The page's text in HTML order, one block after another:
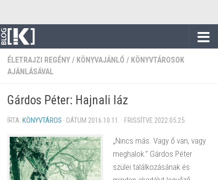
ÉLETRAJZI REGÉNY / KÖNYVAJÁNLÓ / KÖNYVTÁROSOK
AJÁNLÁSÁVAL
Gárdos Péter: Hajnali láz
ÍRTA: KÖNYVTÁROS · DÁTUM 2016.10.11. · FRISSÍTVE 2022.05.25.
„Nincs más. Vagy ő van, vagy
meghalok.” Gárdos Péter
szülei találkozásának és